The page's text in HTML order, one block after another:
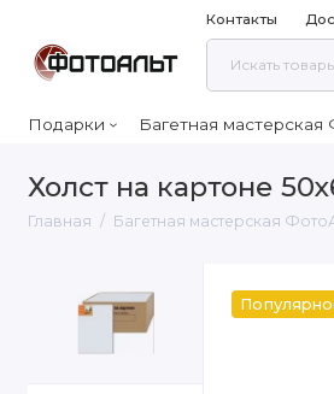
Контакты
Подарки Багетная мастерская
Холст на картоне
Главная Багетная мастерская